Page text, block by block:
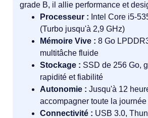
grade B, il allie performance et
Processeur : Intel Core i5-
(Turbo jusqu'à 2,9 GHz)
Mémoire Vive : 8 Go
multitâche fluide
Stockage : SSD de 256 Go,
rapidité et fiabilité
Autonomie : Jusqu'à 12
accompagner toute la journée
Connectivité : USB 3.0,